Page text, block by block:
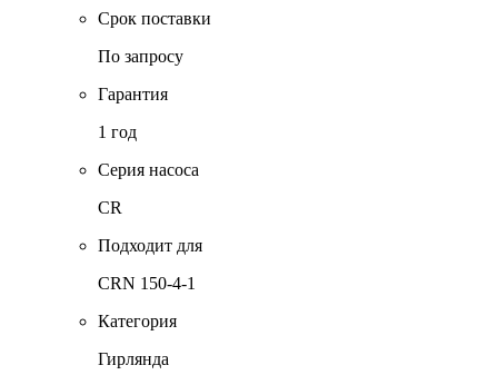
Срок поставки
По запросу
Гарантия
1 год
Серия насоса
CR
Подходит для
CRN 150-4-1
Категория
Гирлянда